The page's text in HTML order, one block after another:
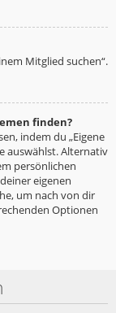
Mitglied suchen“.
finden?
indem du „Eigene
auswählst. Alternativ
persönlichen
eigenen
um nach von dir
Optionen